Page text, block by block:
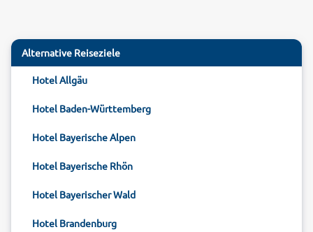
Alternative Reiseziele
Hotel Allgäu
Hotel Baden-Württemberg
Hotel Bayerische Alpen
Hotel Bayerische Rhön
Hotel Bayerischer Wald
Hotel Brandenburg